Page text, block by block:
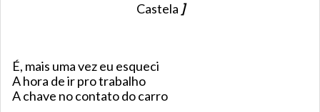
Castela ]
É, mais uma vez eu esqueci
A hora de ir pro trabalho
A chave no contato do carro